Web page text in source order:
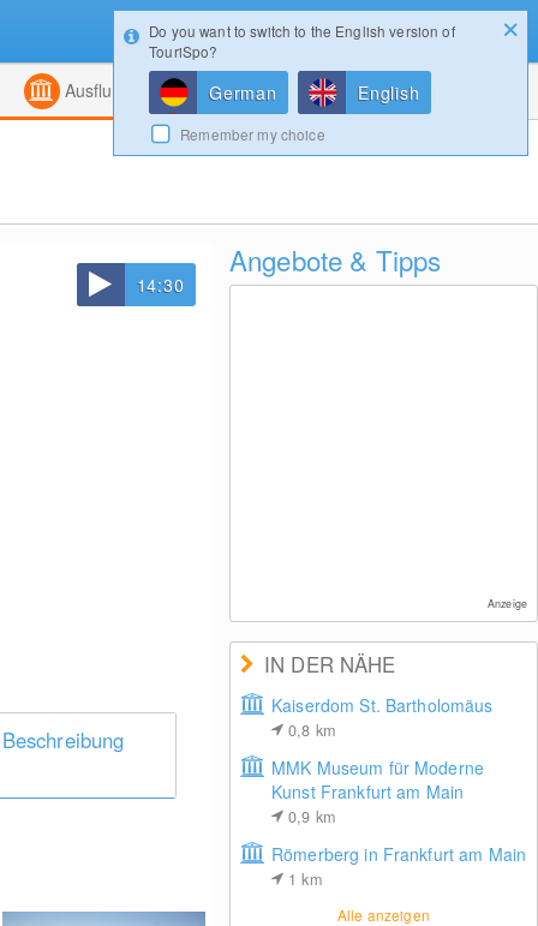
Kombiniert
Ausflugsziele Magazin
14:30
Angebote & Tipps
Anzeige
IN DER NÄHE
Kaiserdom St. Bartholomäus
0,8 km
MMK Museum für Moderne
Kunst Frankfurt am Main
0,9 km
Römerberg in Frankfurt am Main
1km
Alle anzeigen
Login
Do you want to switch to the English version of
TouriSpo?
German English
Remember my choice
Konfigurator Gewinnspiele